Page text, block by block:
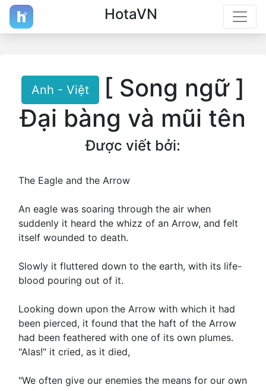
HotaVN
Anh - Việt
[ Song ngữ ]
Đại bàng và mũi tên
Được viết bởi:
The Eagle and the Arrow
An eagle was soaring through the air when
suddenly it heard the whizz of an Arrow, and felt
itself wounded to death.
Slowly it fluttered down to the earth, with its life-
blood pouring out of it.
Looking down upon the Arrow with which it had
been pierced, it found that the haft of the Arrow
had been feathered with one of its own plumes.
"Alas!" it cried, as it died,
"We often give our enemies the means for our own